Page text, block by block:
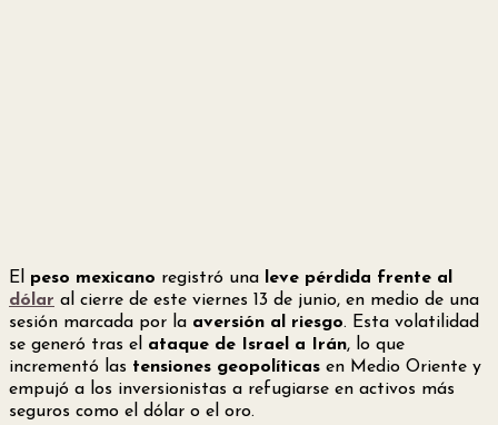
El peso mexicano registró una leve pérdida frente al
dólar al cierre de este viernes 13 de junio, en medio de una
sesión marcada por la aversión al riesgo. Esta volatilidad
se generó tras el ataque de Israel a Irán, lo que
incrementó las tensiones geopolíticas en Medio Oriente y
empujó a los inversionistas a refugiarse en activos más
seguros como el dólar o el oro.